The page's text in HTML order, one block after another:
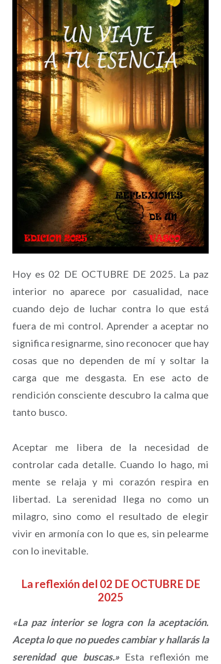
Hoy es 02 DE OCTUBRE DE 2025. La paz
interior no aparece por casualidad, nace
cuando dejo de luchar contra lo que está
fuera de mi control. Aprender a aceptar no
significa resignarme, sino reconocer que hay
cosas que no dependen de mí y soltar la
carga que me desgasta. En ese acto de
rendición consciente descubro la calma que
tanto busco.
Aceptar me libera de la necesidad de
controlar cada detalle. Cuando lo hago, mi
mente se relaja y mi corazón respira en
libertad. La serenidad llega no como un
milagro, sino como el resultado de elegir
vivir en armonía con lo que es, sin pelearme
con lo inevitable.
La reflexión del 02 DE OCTUBRE DE
2025
«La paz interior se logra con la aceptación.
Acepta lo que no puedes cambiar y hallarás la
serenidad que buscas.»Esta reflexión me